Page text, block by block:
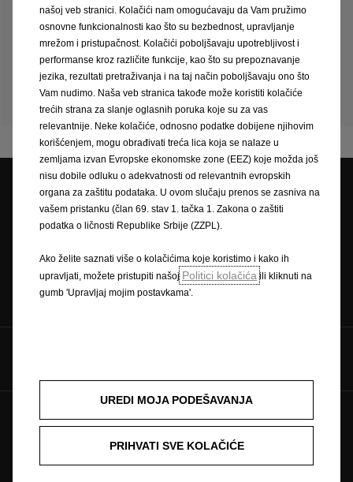
ranije korišteni testni postupak. Zbog realnijih uvjeta
ispitivanja,
potrošnja goriva emisije CO₂
izmjerene
usporedbi
onima izmjerenim u NEDC. Podaci o potrošnji goriva i
emisiji CO₂ mogu se razlikovati ovisno o određenoj
opremi, opcijama i dimenziji guma. Podaci su
informativni. Za više informacija kontaktirajte
ovlaštenog Opel partnera.
Pretraga partnera
Zatražite ponudu
Newsletter Cjenici
Zaštitni znak i autorska prava
Pravilnik o zaštiti privatnosti
Pravilnik o kolačićima
našoj veb stranici. Kolačići nam omogućavaju da Vam pružimo
osnovne funkcionalnosti kao što su bezbednost, upravljanje
mrežom i pristupačnost. Kolačići poboljšavaju upotrebljivost i
performanse kroz različite funkcije, kao što su prepoznavanje
jezika, rezultati pretraživanja i na taj način poboljšavaju ono što
Vam nudimo. Naša veb stranica takođe može koristiti kolačiće
trećih strana za slanje oglasnih poruka koje su za vas
relevantnije. Neke kolačiće, odnosno podatke dobijene njihovim
korišćenjem, mogu obrađivati treća lica koja se nalaze u
zemljama izvan Evropske ekonomske zone (EEZ) koje možda još
nisu dobile odluku o adekvatnosti od relevantnih evropskih
organa za zaštitu podataka. U ovom slučaju prenos se zasniva na
vašem pristanku (član 69. stav 1. tačka 1. Zakona o zaštiti
podatka o ličnosti Republike Srbije (ZZPL).
Ako želite saznati više o kolačićima koje koristimo i kako ih
upravljati, možete pristupiti našoj Politici kolačića ili kliknuti na
gumb 'Upravljaj mojim postavkama'.
UREDI MOJA PODEŠAVANJA
PRIHVATI SVE KOLAČIĆE